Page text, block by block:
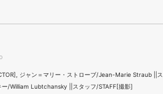
ジャン＝マリー・ストローブ/Jean-Marie Straub ||ス
ー/William Lubtchansky ||スタッフ/STAFF[撮影]